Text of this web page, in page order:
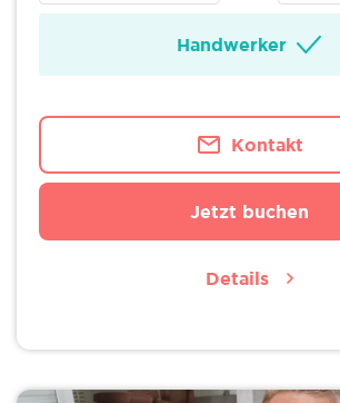
Handwerker
Kontakt
Jetzt buchen
Details